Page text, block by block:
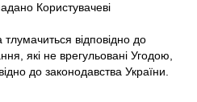
Користувачеві
відповідно до
які не врегульовані Угодою,
до законодавства України.